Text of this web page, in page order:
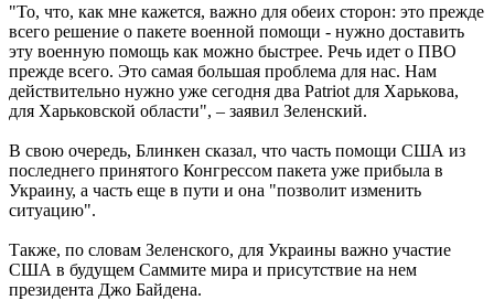
"То, что, как мне кажется, важно для обеих сторон: это прежде
всего решение о пакете военной помощи - нужно доставить
эту военную помощь как можно быстрее. Речь идет о ПВО
прежде всего. Это самая большая проблема для нас. Нам
действительно нужно уже сегодня два Patriot для Харькова,
для Харьковской области", – заявил Зеленский.
В свою очередь, Блинкен сказал, что часть помощи США из
последнего принятого Конгрессом пакета уже прибыла в
Украину, а часть еще в пути и она "позволит изменить
ситуацию".
Также, по словам Зеленского, для Украины важно участие
США в будущем Саммите мира и присутствие на нем
президента Джо Байдена.